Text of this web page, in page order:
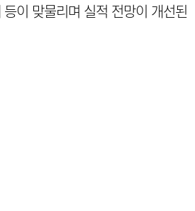
이 맞물리며 실적 전망이 개선된